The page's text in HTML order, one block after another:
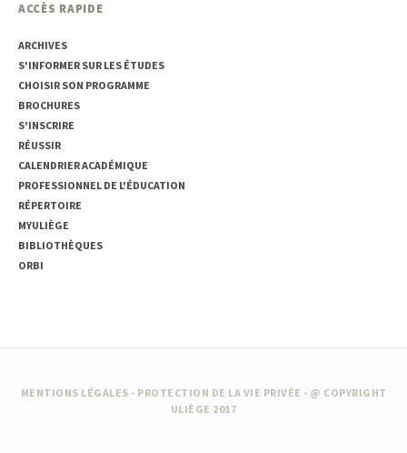
ACCÈS RAPIDE
ARCHIVES
S'INFORMER SUR LES ÉTUDES
CHOISIR SON PROGRAMME
BROCHURES
S'INSCRIRE
RÉUSSIR
CALENDRIER ACADÉMIQUE
PROFESSIONNEL DE L'ÉDUCATION
RÉPERTOIRE
MYULIÈGE
BIBLIOTHÈQUES
ORBI
MENTIONS LÉGALES - PROTECTION DE LA VIE PRIVÉE - @ COPYRIGHT
ULIÈGE 2017